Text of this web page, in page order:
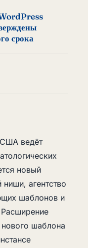
срока
США ведёт
новый
ниши, агентство
шаблонов и
шаблона